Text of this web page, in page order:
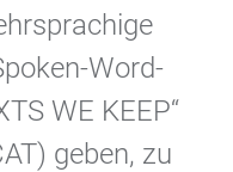
Word-
WE KEEP“
geben, zu